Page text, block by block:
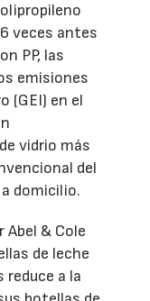
veces antes
PP, las
emisiones
(GEI) en el
vidrio más
del
domicilio.
& Cole
de leche
reduce a la